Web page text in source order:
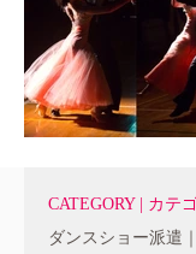
CATEGORY | カテ
ダンスショー派遣